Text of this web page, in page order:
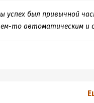
успех был привычной
то автоматическим и